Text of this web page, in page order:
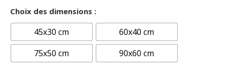
Choix des dimensions :
45x30 cm
60x40 cm
75x50 cm
90x60 cm